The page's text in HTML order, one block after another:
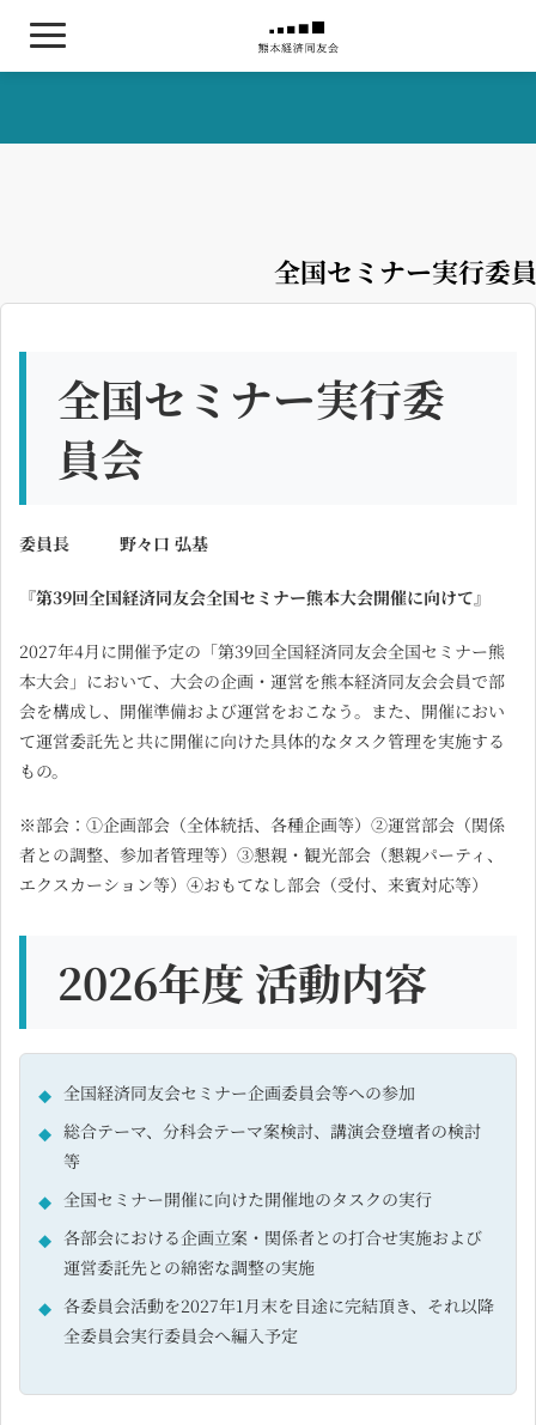
全国セミナー実行委
全国セミナー実行委
員会
委員長 野々口 弘基
『第39回全国経済同友会全国セミナー熊本大会開催に向けて』
2027年4月に開催予定の「第39回全国経済同友会全国セミナー熊
本大会」において、大会の企画・運営を熊本経済同友会会員で部
会を構成し、開催準備および運営をおこなう。また、開催におい
て運営委託先と共に開催に向けた具体的なタスク管理を実施する
もの。
※部会：①企画部会（全体統括、各種企画等）②運営部会（関係
者との調整、参加者管理等）③懇親・観光部会（懇親パーティ、
エクスカーション等）④おもてなし部会（受付、来賓対応等）
2026年度 活動内容
全国経済同友会セミナー企画委員会等への参加
総合テーマ、分科会テーマ案検討、講演会登壇者の検討
等
全国セミナー開催に向けた開催地のタスクの実行
各部会における企画立案・関係者との打合せ実施および
運営委託先との綿密な調整の実施
各委員会活動を2027年1月末を目途に完結頂き、それ以降
全委員会実行委員会へ編入予定
入会・交代希望の方はこちら